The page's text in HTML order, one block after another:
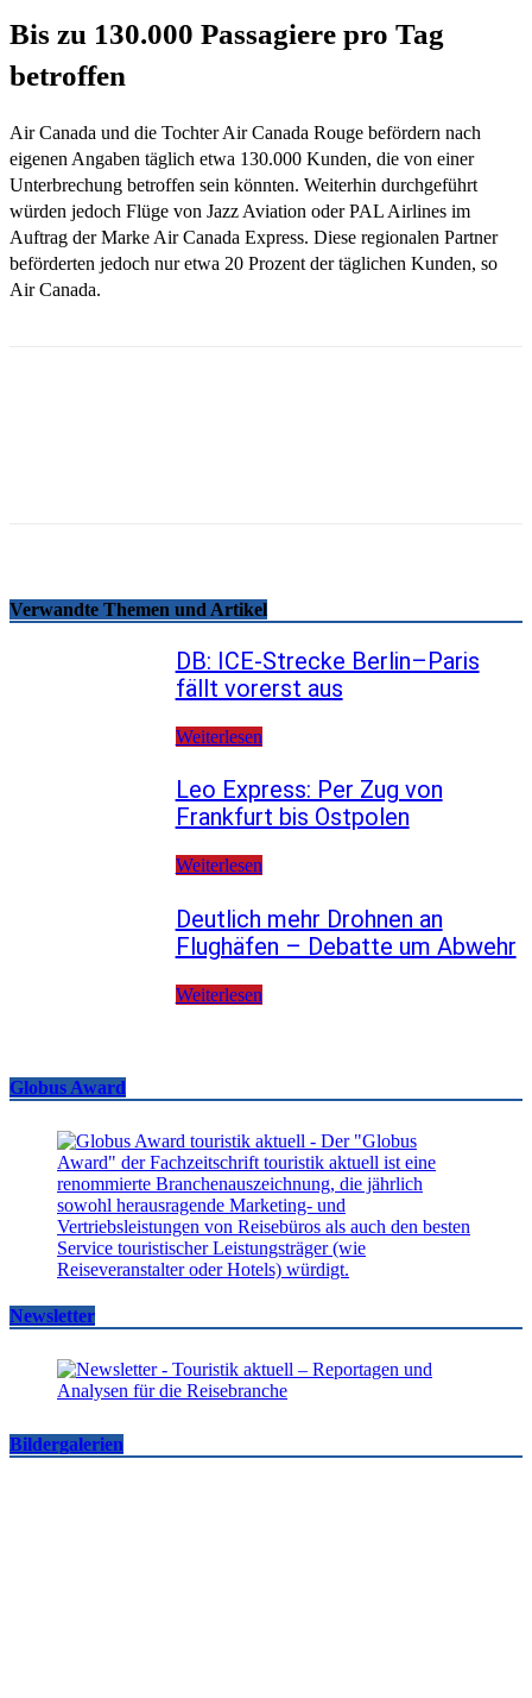
Bis zu 130.000 Passagiere pro Tag
betroffen
Air Canada und die Tochter Air Canada Rouge befördern nach
eigenen Angaben täglich etwa 130.000 Kunden, die von einer
Unterbrechung betroffen sein könnten. Weiterhin durchgeführt
würden jedoch Flüge von Jazz Aviation oder PAL Airlines im
Auftrag der Marke Air Canada Express. Diese regionalen Partner
beförderten jedoch nur etwa 20 Prozent der täglichen Kunden, so
Air Canada.
Verwandte Themen und Artikel
DB: ICE-Strecke Berlin–Paris
fällt vorerst aus
Weiterlesen
Leo Express: Per Zug von
Frankfurt bis Ostpolen
Weiterlesen
Deutlich mehr Drohnen an
Flughäfen – Debatte um Abwehr
Weiterlesen
Globus Award
Newsletter
Bildergalerien